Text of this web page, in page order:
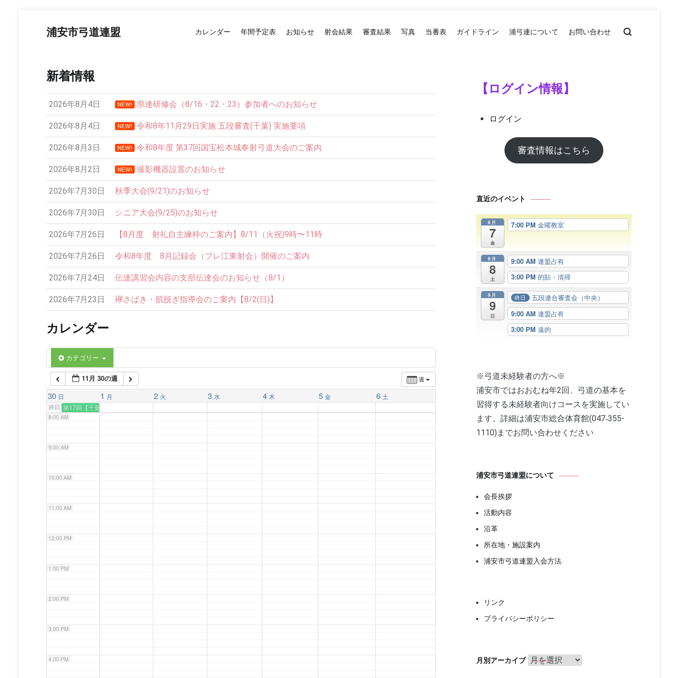
浦安市弓道連盟 カレンダー 年間予定表 お知らせ 射会結果 審査結果 写真 当番表 ガイドライン 浦弓連について お問い合わせ
新着情報
2026年8月4日 NEW! 県連研修会（8/16・22・23）参加者へのお知らせ
2026年8月4日 NEW! 令和8年11月29日実施 五段審査(千葉) 実施要項
2026年8月3日 NEW! 令和8年度 第37回国宝松本城奉射弓道大会のご案内
2026年8月2日 NEW! 撮影機器設置のお知らせ
2026年7月30日 秋季大会(9/21)のお知らせ
2026年7月30日 シニア大会(9/25)のお知らせ
2026年7月26日 【8月度 射礼自主練枠のご案内】8/11（火祝)9時〜11時
2026年7月26日 令和8年度 8月記録会（プレ江東射会）開催のご案内
2026年7月24日 伝達講習会内容の支部伝達会のお知らせ（8/1）
2026年7月23日 襷さばき・肌脱ぎ指導会のご案内【8/2(日)】
カレンダー
カテゴリー
週
11月 30の週
30 日 1 月 2 火 3 水 4 木 5 金 6 土
終日 第17回【千葉】関東地域連合審査会（五段）
12:00 AM
2:00 AM
3:00 AM
4:00 AM
5:00 AM
6:00 AM
7:00 AM
8:00 AM
9:00 AM
10:00 AM
11:00 AM
12:00 PM
1:00 PM
2:00 PM
3:00 PM
4:00 PM
【ログイン情報】
ログイン
審査情報はこちら
直近のイベント
8月
7
金
7:00 PM 金曜教室
8月
8
土
9:00 AM 連盟占有
3:00 PM 的貼・清掃
8月
9
日
終日
五段連合審査会（中央）
9:00 AM 連盟占有
3:00 PM 遠的
※弓道未経験者の方へ※
浦安市ではおおむね年2回、弓道の基本を
習得する未経験者向けコースを実施してい
ます。詳細は浦安市総合体育館(047‐355-
1110)までお問い合わせください
浦安市弓道連盟について
会長挨拶
活動内容
沿革
所在地・施設案内
浦安市弓道連盟入会方法
リンク
プライバシーポリシー
月別アーカイブ 月